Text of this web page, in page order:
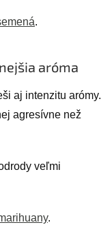
.
aróma
aj intenzitu arómy.
agresívne než
veľmi
.